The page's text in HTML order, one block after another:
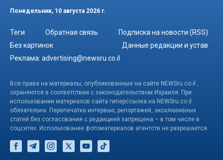
Понедельник, 10 августа 2026 г.
Теги Обратная связь
Подписка на новости (RSS)
Без картинок
Данные редакции и устав
Реклама: advertising@newsru.co.il
Все права на материалы, опубликованные на сайте NEWSru.co.il ,
охраняются в соответствии с законодательством Израиля. При
использовании материалов сайта гиперссылка на NEWSru.co.il
обязательна. Перепечатка интервью, репортажей, эксклюзивных
статей без согласования с редакцией запрещена – в том числе в
соцсетях. Использование фотоматериалов агентств не разрешается.